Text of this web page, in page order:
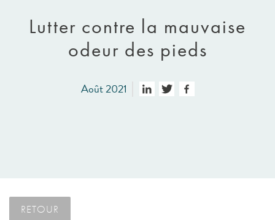
Lutter contre la mauvaise
odeur des pieds
Août 2021
RETOUR